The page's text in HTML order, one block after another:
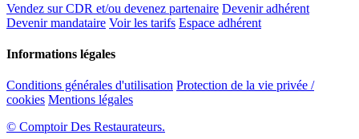
Vendez sur CDR et/ou devenez partenaire Devenir adhérent
Devenir mandataire Voir les tarifs Espace adhérent
Informations légales
Conditions générales d'utilisation Protection de la vie privée /
cookies Mentions légales
© Comptoir Des Restaurateurs.